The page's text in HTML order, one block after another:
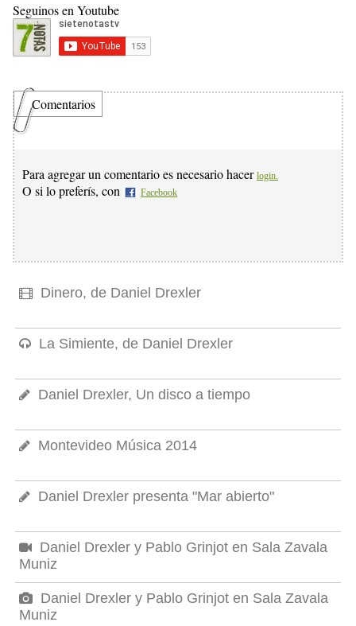
Seguinos en Youtube
Comentarios
Para agregar un comentario es necesario hacer login.
O si lo preferís, con Facebook
Dinero, de Daniel Drexler
La Simiente, de Daniel Drexler
Daniel Drexler, Un disco a tiempo
Montevideo Música 2014
Daniel Drexler presenta "Mar abierto"
Daniel Drexler y Pablo Grinjot en Sala Zavala
Muniz
Daniel Drexler y Pablo Grinjot en Sala Zavala
Muniz